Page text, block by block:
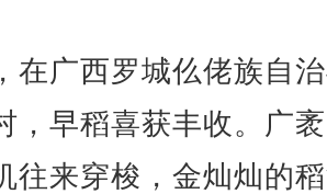
广西罗城仫佬族自
，早稻喜获丰收。广
往来穿梭，金灿灿的